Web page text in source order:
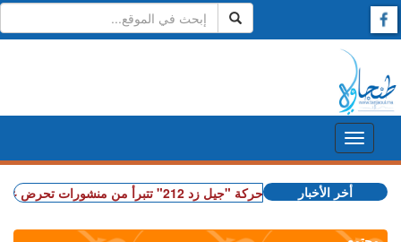
حركة "جيل زد 212" تتبرأ من منشورات تحرض على النزول إلى الشارع
أخر الأخبار